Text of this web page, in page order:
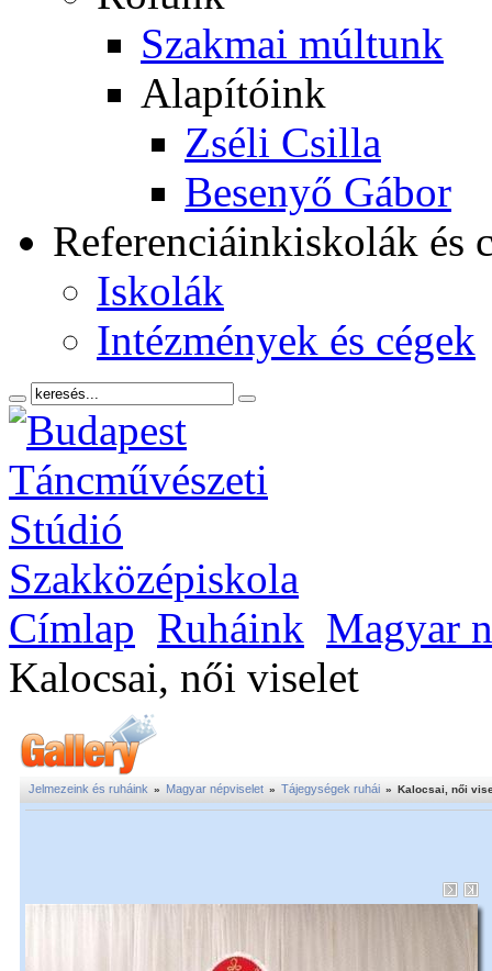
Szakmai múltunk
Alapítóink
Zséli Csilla
Besenyő Gábor
Referenciáinkiskolák és
Iskolák
Intézmények és cégek
Címlap Ruháink Magyar
Kalocsai, női viselet
Jelmezeink és ruháink » Magyar népviselet » Tájegységek ruhái » Kalocsai, női